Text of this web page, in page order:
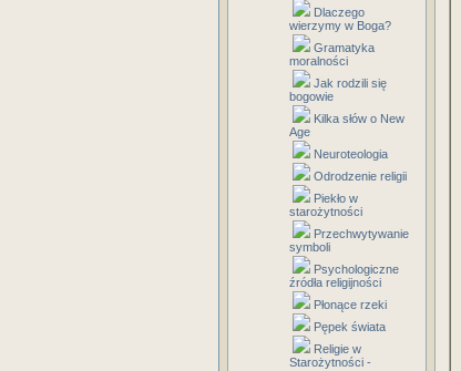
Dlaczego
wierzymy w Boga?
Gramatyka
moralności
Jak rodzili się
bogowie
Kilka słów o New
Age
Neuroteologia
Odrodzenie religii
Piekło w
starożytności
Przechwytywanie
symboli
Psychologiczne
źródła religijności
Płonące rzeki
Pępek świata
Religie w
Starożytności -